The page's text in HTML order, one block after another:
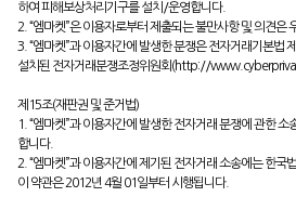
하여 피해보상처리기구를 설치/운영합니다.
2. “엠마켓”은 이용자로부터 제출되는 불만사항 및 의견은
3. “엠마켓”과 이용자간에 발생한 분쟁은 전자거래기본법
설치된 전자거래분쟁조정위원회(http://
제15조(재판권 및 준거법)
1. “엠마켓”과 이용자간에 발생한 전자거래 분쟁에 관한 소
합니다.
2. “엠마켓”과 이용자간에 제기된 전자거래 소송에는 한국
이 약관은 2012년 4월 01일부터 시행됩니다.